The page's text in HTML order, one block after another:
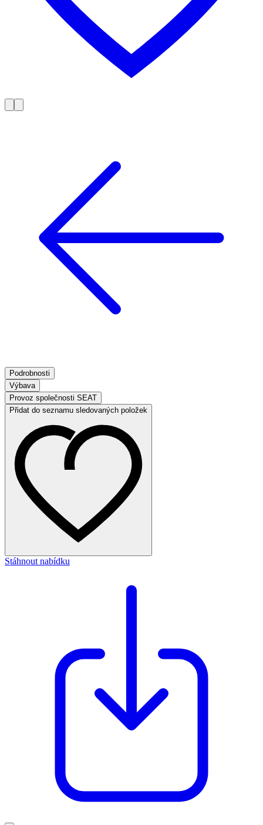
Podrobnosti
Výbava
Provoz společnosti SEAT
Přidat do seznamu sledovaných položek
Stáhnout nabídku